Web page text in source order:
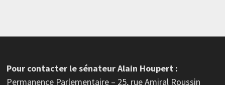
Pour contacter le sénateur Alain Houpert :
Permanence Parlementaire – 25, rue Amiral Roussin